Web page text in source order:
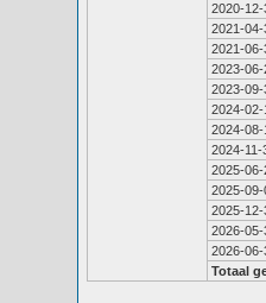
2020-12-
2021-04-
2021-06-
2023-06-
2023-09-
2024-02-
2024-08-
2024-11-
2025-06-
2025-09-
2025-12-
2026-05-
2026-06-
Totaal